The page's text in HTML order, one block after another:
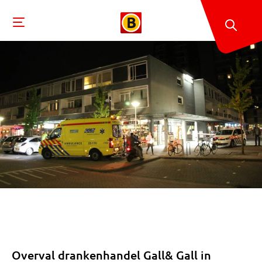
Overval drankenhandel Gall& Gall in